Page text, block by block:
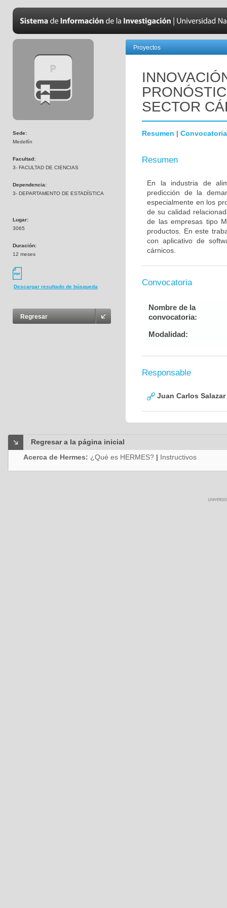
Sede:
Medellín
Facultad:
3- FACULTAD DE CIENCIAS
Dependencia:
3- DEPARTAMENTO DE ESTADÍSTICA
Lugar:
3065
Duración:
12 meses
Descargar resultado de búsqueda
Regresar
Proyectos
SECTOR
Resumen | Convocatoria
Resumen
En la industria de
predicción de la
especialmente en los
de su calidad
de las empresas tipo
productos. En este
con aplicativo de
cárnicos.
Convocatoria
Nombre de la
convocatoria:
Modalidad:
Responsable
Juan Carlos
Regresar a la página inicial
Acerca de Hermes: ¿Qué es HERMES? | Instructivos